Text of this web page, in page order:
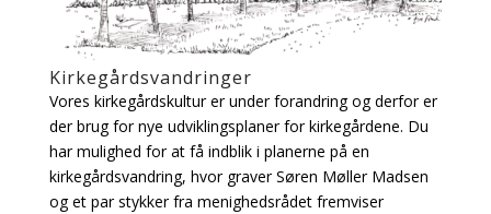
Kirkegårdsvandringer
Vores kirkegårdskultur er under forandring og derfor er
der brug for nye udviklingsplaner for kirkegårdene. Du
har mulighed for at få indblik i planerne på en
kirkegårdsvandring, hvor graver Søren Møller Madsen
og et par stykker fra menighedsrådet fremviser